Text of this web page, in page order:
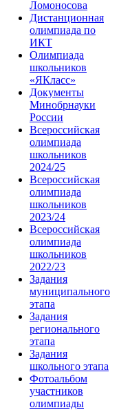
Ломоносова
Дистанционная
олимпиада по
ИКТ
Олимпиада
школьников
«ЯКласс»
Документы
Минобрнауки
России
Всероссийская
олимпиада
школьников
2024/25
Всероссийская
олимпиада
школьников
2023/24
Всероссийская
олимпиада
школьников
2022/23
Задания
муниципального
этапа
Задания
регионального
этапа
Задания
школьного этапа
Фотоальбом
участников
олимпиады